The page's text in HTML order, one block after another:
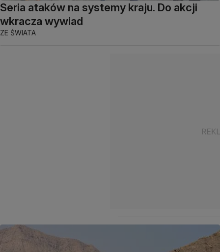
Seria ataków na systemy kraju. Do akcji
wkracza wywiad
ZE ŚWIATA